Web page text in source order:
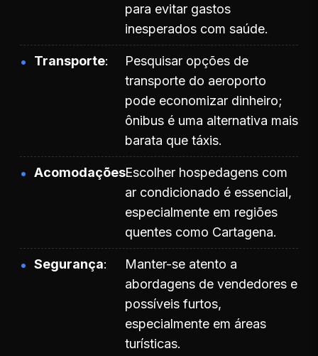
para evitar gastos
inesperados com saúde.
Transporte
Pesquisar opções de
transporte do aeroporto
pode economizar dinheiro;
ônibus é uma alternativa mais
barata que táxis.
AcomodaçõesEscolher hospedagens com
ar condicionado é essencial,
especialmente em regiões
quentes como Cartagena.
Segurança
Manter-se atento a
abordagens de vendedores e
possíveis furtos,
especialmente em áreas
turísticas.